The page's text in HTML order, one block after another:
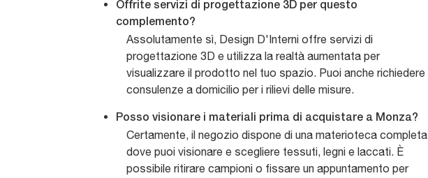
Offrite servizi di progettazione 3D per questo
complemento?
Assolutamente sì, Design D'Interni offre servizi di
progettazione 3D e utilizza la realtà aumentata per
visualizzare il prodotto nel tuo spazio. Puoi anche richiedere
consulenze a domicilio per i rilievi delle misure.
Posso visionare i materiali prima di acquistare a Monza?
Certamente, il negozio dispone di una materioteca completa
dove puoi visionare e scegliere tessuti, legni e laccati. È
possibile ritirare campioni o fissare un appuntamento per